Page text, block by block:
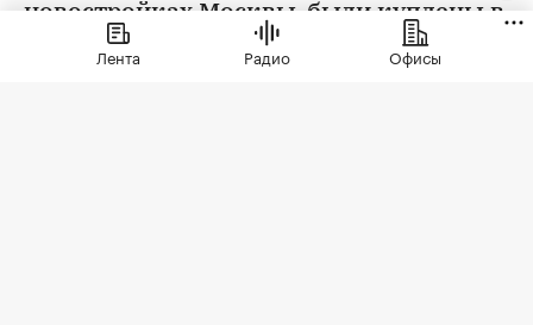
новостройках Москвы, были куплены в
ипотеку. В сегменте трешек ипотечных
сделок менее половины, а среди
Лента Радио Офисы